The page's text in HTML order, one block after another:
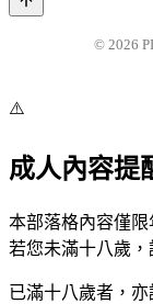
© 2026
⚠️
成人內容提
本部落格內容僅限
若您未滿十八歲，
已滿十八歲者，